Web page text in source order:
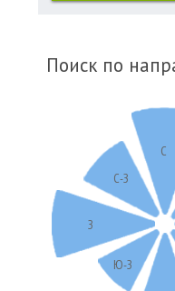
Поиск по
С
Ю-З
З
С-З